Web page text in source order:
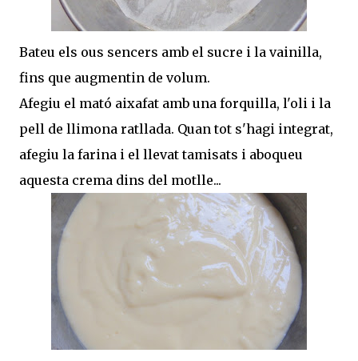
Bateu els ous sencers amb el sucre i la vainilla,
fins que augmentin de volum.
Afegiu el mató aixafat amb una forquilla, l'oli i la
pell de llimona ratllada. Quan tot s'hagi integrat,
afegiu la farina i el llevat tamisats i aboqueu
aquesta crema dins del motlle...